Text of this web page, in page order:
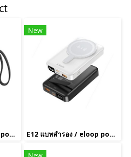
E12 แบทสำรอง / eloop power bank(copy)(copy)(copy)(copy)(copy)(copy)(copy)(copy)(copy)(copy)(copy)(copy)(copy)(copy)(copy)(copy)(copy)(copy)(copy)(copy)(copy)(copy)(copy)(copy)(copy)(copy)
New
E12 แบทสำรอง / eloop power bank(copy)(copy)(copy)(copy)(copy)(copy)(copy)(copy)(copy)(copy)(copy)(copy)(copy)(copy)(copy)(copy)(copy)(copy)(copy)(copy)(copy)(copy)(copy)(copy)(copy)(copy)(copy)